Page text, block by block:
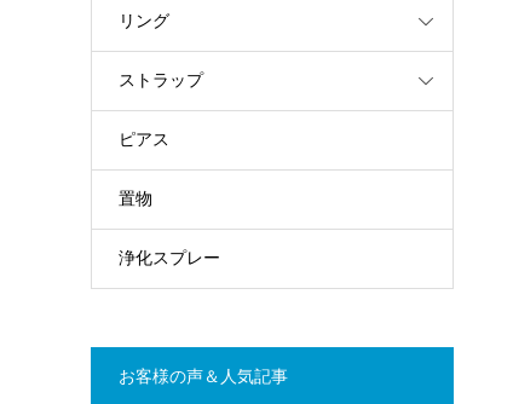
リング
ストラップ
ピアス
置物
浄化スプレー
お客様の声＆人気記事